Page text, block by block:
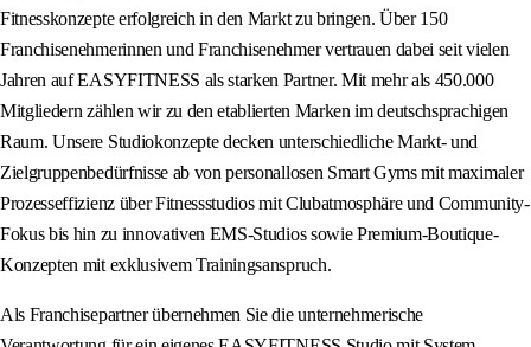
Fitnesskonzepte erfolgreich in den Markt zu bringen. Über 150
Franchisenehmerinnen und Franchisenehmer vertrauen dabei seit vielen
Jahren auf EASYFITNESS als starken Partner. Mit mehr als 450.000
Mitgliedern zählen wir zu den etablierten Marken im deutschsprachigen
Raum. Unsere Studiokonzepte decken unterschiedliche Markt- und
Zielgruppenbedürfnisse ab von personallosen Smart Gyms mit maximaler
Prozesseffizienz über Fitnessstudios mit Clubatmosphäre und Community-
Fokus bis hin zu innovativen EMS-Studios sowie Premium-Boutique-
Konzepten mit exklusivem Trainingsanspruch.
Als Franchisepartner übernehmen Sie die unternehmerische